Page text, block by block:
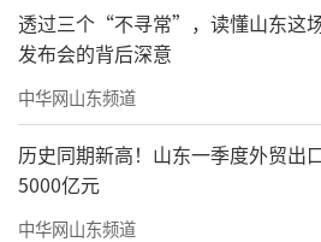
比增长21%，同比增长
月北京二手房成交1.6万套
比增长19%。国庆假期期
北京新建商品住宅日均成
年国庆假期增长52%；二
较去年国庆假期增长73%。
透过三个“不寻常”，读懂山东这
发布会的背后深意
中华网山东频道
历史同期新高！山东一季度外贸出
5000亿元
中华网山东频道